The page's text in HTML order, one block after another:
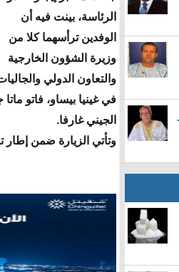
الرئاسة، بينت فيه أن
الوفدين ترأسهما كلا من
وزيرة الشؤون الخارجية
والتعاون الدولي
في غينيا بيساو، فاتو
الجيني غارفا.
وتأتي الزيارة ضمن إطار